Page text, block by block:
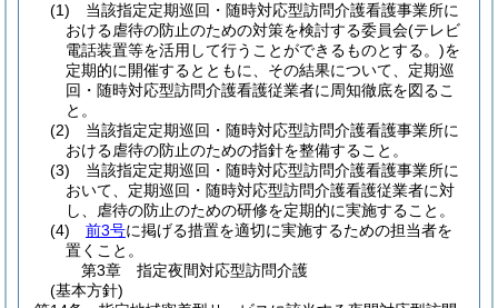
(1)
当該指定定期巡回・随時対応型訪問介護看護事業所に
おける虐待の防止のための対策を検討する委員会(テレビ
電話装置等を活用して行うことができるものとする。)を
定期的に開催するとともに、その結果について、定期巡
回・随時対応型訪問介護看護従業者に周知徹底を図るこ
と。
(2)
当該指定定期巡回・随時対応型訪問介護看護事業所に
おける虐待の防止のための指針を整備すること。
(3)
当該指定定期巡回・随時対応型訪問介護看護事業所に
おいて、定期巡回・随時対応型訪問介護看護従業者に対
し、虐待の防止のための研修を定期的に実施すること。
(4)
前3号に掲げる措置を適切に実施するための担当者を
置くこと。
第3章
指定夜間対応型訪問介護
(基本方針)